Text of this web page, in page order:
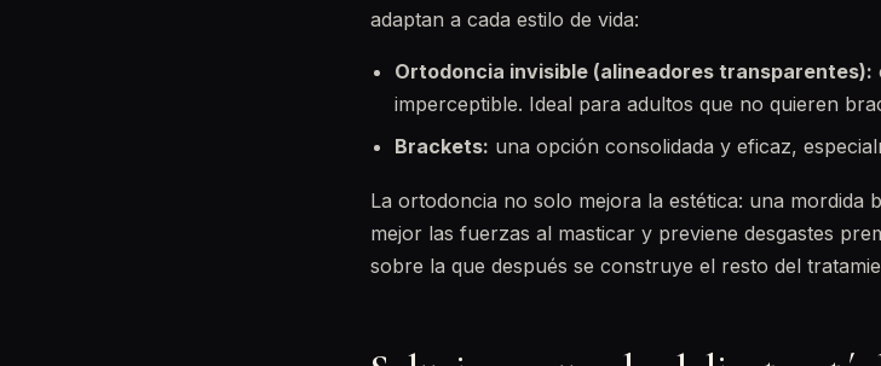
adaptan a cada estilo de vida:
Ortodoncia invisible (alineadores transparentes):
imperceptible. Ideal para adultos que no quieren
Brackets: una opción consolidada y eficaz,
La ortodoncia no solo mejora la estética: una mordida
mejor las fuerzas al masticar y previene desgastes
sobre la que después se construye el resto del